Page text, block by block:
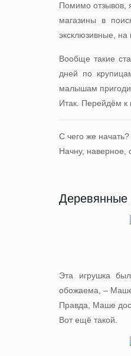
Помимо отзывов,
магазины в
эксклюзивные, на
Вообще такие
дней по
малышам
Итак. Перейдём к
С чего же начать?
Начну,
Деревянные
Эта игрушка
обожаема, –
Правда, Маше
Вот ещё такой.